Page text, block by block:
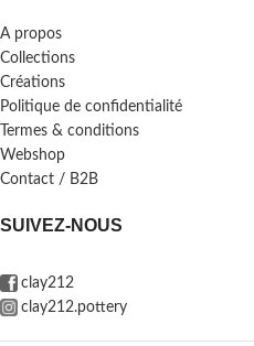
A propos
Collections
Créations
Politique de confidentialité
Termes & conditions
Webshop
Contact / B2B
SUIVEZ-NOUS
clay212
clay212.pottery